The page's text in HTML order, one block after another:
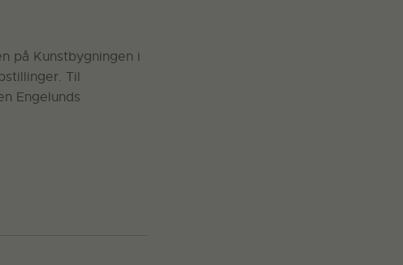
på Kunstbygningen i
Til
Engelunds